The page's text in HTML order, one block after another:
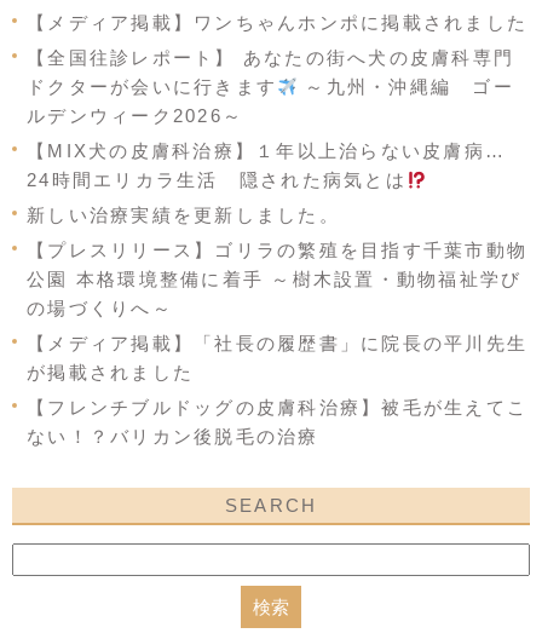
【メディア掲載】ワンちゃんホンポに掲載されました
【全国往診レポート】 あなたの街へ犬の皮膚科専門
ドクターが会いに行きます
～九州・沖縄編 ゴー
ルデンウィーク2026～
【MIX犬の皮膚科治療】１年以上治らない皮膚病…
24時間エリカラ生活 隠された病気とは
新しい治療実績を更新しました。
【プレスリリース】ゴリラの繁殖を目指す千葉市動物
公園 本格環境整備に着手 ～樹木設置・動物福祉学び
の場づくりへ～
【メディア掲載】「社長の履歴書」に院長の平川先生
が掲載されました
【フレンチブルドッグの皮膚科治療】被毛が生えてこ
ない！？バリカン後脱毛の治療
SEARCH